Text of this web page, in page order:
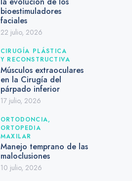
bioestimuladores
faciales
22 julio, 2026
CIRUGÍA PLÁSTICA
Y RECONSTRUCTIVA
Músculos extraoculares
en la Cirugía del
párpado inferior
17 julio, 2026
ORTODONCIA,
ORTOPEDIA
MAXILAR
Manejo temprano de las
maloclusiones
10 julio, 2026